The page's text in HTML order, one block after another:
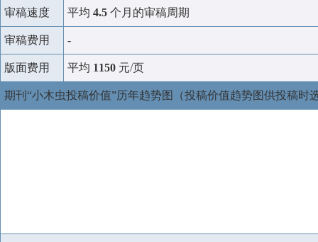
审稿速度 平均 4.5 个月的审稿周期
审稿费用 -
版面费用 平均 1150 元/页
期刊“小木虫投稿价值”历年趋势图（投稿价值趋势图供投稿时